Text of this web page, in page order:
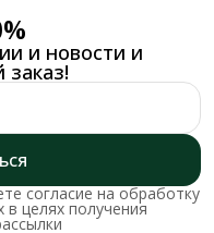
и новости и
заказ!
согласие на обработку
в целях получения